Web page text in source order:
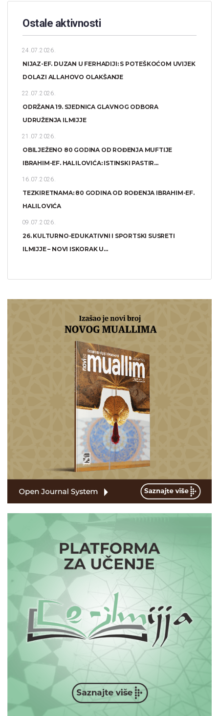
Ostale aktivnosti
24.07.2026.
NIJAZ-EF. DUZAN U FERHADIJI: S POTEŠKOĆOM UVIJEK
DOLAZI ALLAHOVO OLAKŠANJE
22.07.2026.
ODRŽANA 19. SJEDNICA GLAVNOG ODBORA
UDRUŽENJA ILMIJJE
21.07.2026.
OBILJEŽENO 80 GODINA OD ROĐENJA MUFTIJE
IBRAHIM-EF. HALILOVIĆA: ISTINSKI PASTIR...
16.07.2026.
TEZKIRETNAMA: 80 GODINA OD ROĐENJA IBRAHIM-EF.
HALILOVIĆA
09.07.2026.
26. KULTURNO-EDUKATIVNI I SPORTSKI SUSRETI
ILMIJJE – NOVI ISKORAK U...